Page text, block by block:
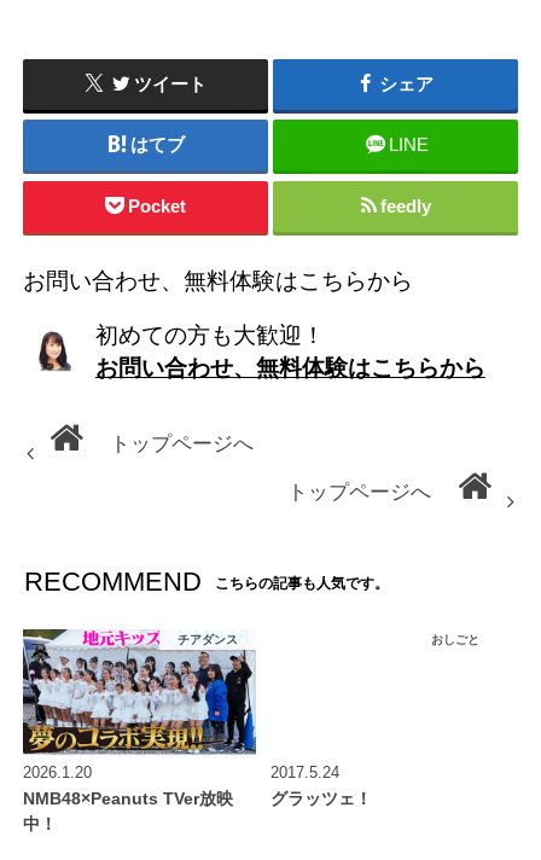
ツイート シェア
はてブ LINE
Pocket feedly
お問い合わせ、無料体験はこちらから
初めての方も大歓迎！
お問い合わせ、無料体験はこちらから
トップページへ
トップページへ
RECOMMEND こちらの記事も人気です。
チアダンス
2026.1.20
NMB48×Peanuts TVer放映
中！
おしごと
2017.5.24
グラッツェ！